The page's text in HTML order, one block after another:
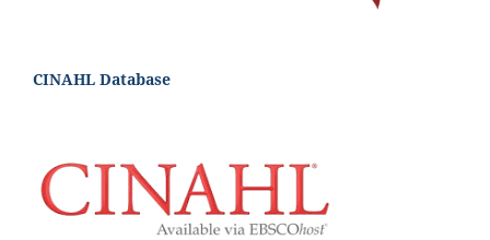
CINAHL Database